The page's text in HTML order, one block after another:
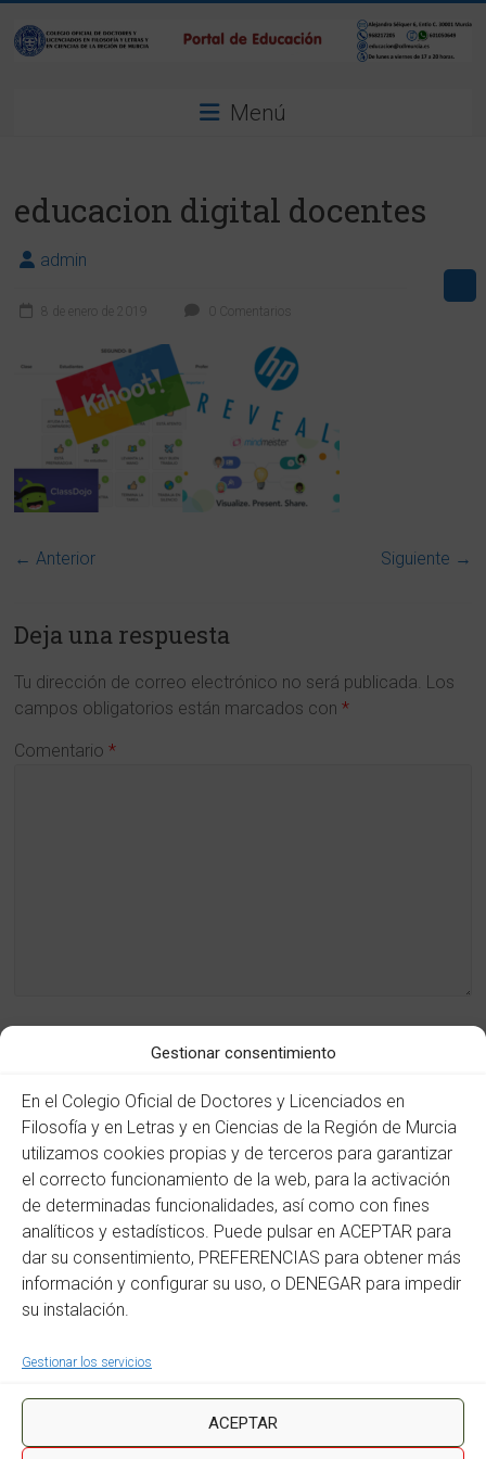
Gestionar consentimiento
En el Colegio Oficial de Doctores y Licenciados en
Filosofía y en Letras y en Ciencias de la Región de Murcia
utilizamos cookies propias y de terceros para garantizar
el correcto funcionamiento de la web, para la activación
de determinadas funcionalidades, así como con fines
analíticos y estadísticos. Puede pulsar en ACEPTAR para
dar su consentimiento, PREFERENCIAS para obtener más
información y configurar su uso, o DENEGAR para impedir
su instalación.
Gestionar los servicios
ACEPTAR
contenido
del
CDLMurcia
Portal
Menú
educacion digital docentes
admin
8 de enero de 2019 0 Comentarios
← Anterior Siguiente →
Deja una respuesta
Tu dirección de correo electrónico no será publicada. Los
campos obligatorios están marcados con*
Comentario*
Correo electrónico *
Web